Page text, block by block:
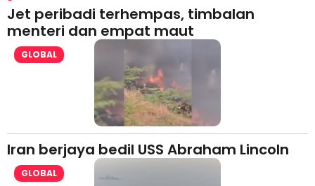
Jet peribadi terhempas, timbalan
menteri dan empat maut
GLOBAL
Iran berjaya bedil USS Abraham Lincoln
GLOBAL